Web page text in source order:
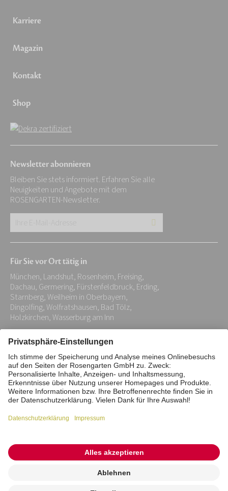
Karriere
Magazin
Kontakt
Shop
Newsletter abonnieren
Bleiben Sie stets informiert. Erfahren Sie alle
Neuigkeiten und Angebote mit dem
ROSENGARTEN-Newsletter.
Adresse:
*
Für Sie vor Ort tätig in
München, Landshut, Rosenheim, Freising,
Dachau, Germering, Fürstenfeldbruck, Erding,
Starnberg, Weilheim in Oberbayern,
Dingolfing, Wolfratshausen, Bad Tölz,
Holzkirchen, Wasserburg am Inn
Impressum Datenschutz
Stiftung
Interne Meldestelle
Zahlungsmittel
Barrierefreiheitserklärung
Vertrag widerrufen
© 2026 ROSENGARTEN-Tierbestattung